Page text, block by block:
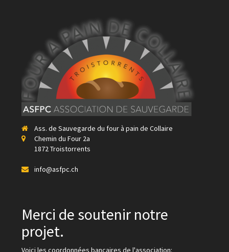
Ass. de Sauvegarde du four à pain de Collaire
Chemin du Four 2a
1872 Troistorrents
info@asfpc.ch
Merci de soutenir notre
projet.
Voici les coordonnées bancaires de l'association: